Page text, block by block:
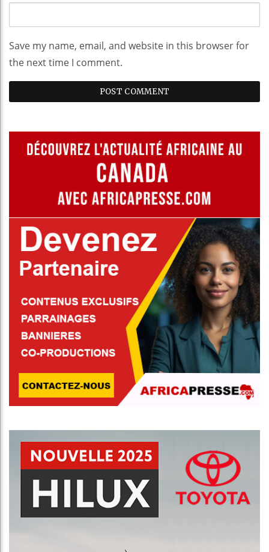
Save my name, email, and website in this browser for
the next time I comment.